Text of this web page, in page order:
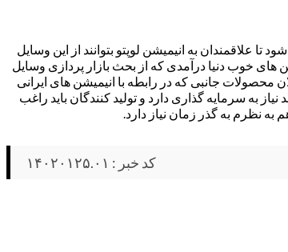
تا علاقمندان به انیمیشن لوپتو بتوانند از این وسایل
های خوب دنیا درآمدی که از بحث بازار پردازی وسایل
جانبی که در رابطه با انیمیشن های ایرانی
به سرمایه گذاری دارد و تولید کنندگان باید راغب
نظرم به گذر زمان نیاز دارد.
کد خبر : ۱۴۰۲۰۱۲۵.۰۱